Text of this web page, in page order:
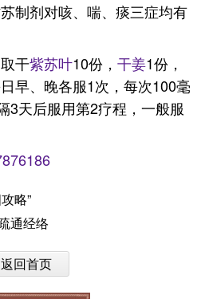
制剂对咳、喘、痰三症均有
干紫苏叶10份， 干姜1份，
早、晚各服1次，每次100毫
3天后服用第2疗程，一般服
略”
通经络
返回首页